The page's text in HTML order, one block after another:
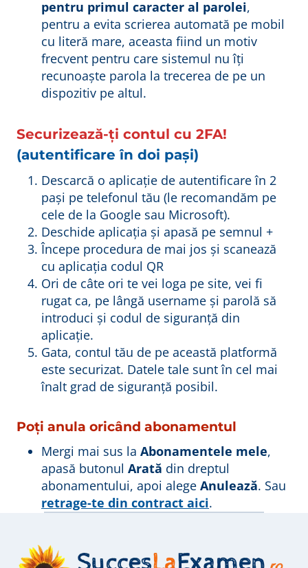
pentru primul caracter al parolei,
pentru a evita scrierea automată pe mobil
cu literă mare, aceasta fiind un motiv
frecvent pentru care sistemul nu îți
recunoaște parola la trecerea de pe un
dispozitiv pe altul.
Securizează-ți contul cu 2FA!
(autentificare în doi pași)
Descarcă o aplicație de autentificare în 2
pași pe telefonul tău (le recomandăm pe
cele de la Google sau Microsoft).
Deschide aplicația și apasă pe semnul +
Începe procedura de mai jos și scanează
cu aplicația codul QR
Ori de câte ori te vei loga pe site, vei fi
rugat ca, pe lângă username și parolă să
introduci și codul de siguranță din
aplicație.
Gata, contul tău de pe această platformă
este securizat. Datele tale sunt în cel mai
înalt grad de siguranță posibil.
Poți anula oricând abonamentul
Mergi mai sus la Abonamentele mele,
apasă butonul Arată din dreptul
abonamentului, apoi alege Anulează. Sau
retrage-te din contract aici.